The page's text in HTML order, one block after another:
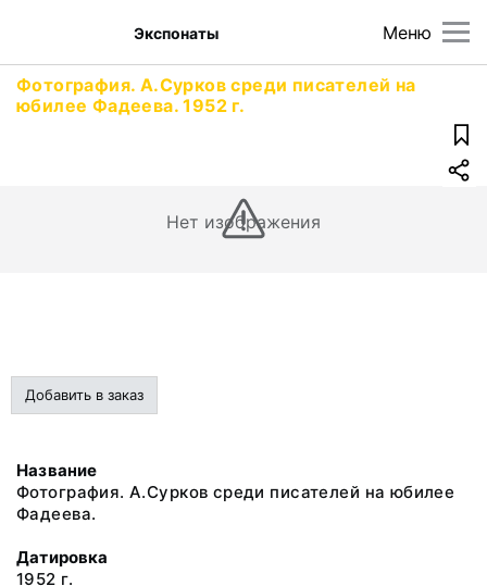
Меню
Экспонаты
Фотография. А.Сурков среди писателей на
юбилее Фадеева. 1952 г.
Нет изображения
Добавить в заказ
Название
Фотография. А.Сурков среди писателей на юбилее
Фадеева.
Датировка
1952 г.